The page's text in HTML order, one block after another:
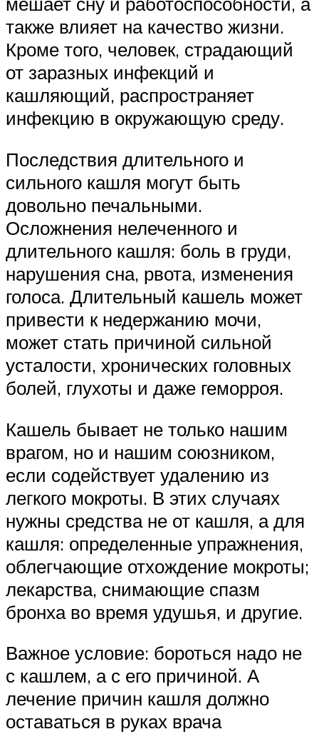
также влияет на качество жизни.
Кроме того, человек, страдающий
от заразных инфекций и
кашляющий, распространяет
инфекцию в окружающую среду.
Последствия длительного и
сильного кашля могут быть
довольно печальными.
Осложнения нелеченного и
длительного кашля: боль в груди,
нарушения сна, рвота, изменения
голоса. Длительный кашель может
привести к недержанию мочи,
может стать причиной сильной
усталости, хронических головных
болей, глухоты и даже геморроя.
Кашель бывает не только нашим
врагом, но и нашим союзником,
если содействует удалению из
легкого мокроты. В этих случаях
нужны средства не от кашля, а для
кашля: определенные упражнения,
облегчающие отхождение мокроты;
лекарства, снимающие спазм
бронха во время удушья, и другие.
Важное условие: бороться надо не
с кашлем, а с его причиной. А
лечение причин кашля должно
оставаться в руках врача